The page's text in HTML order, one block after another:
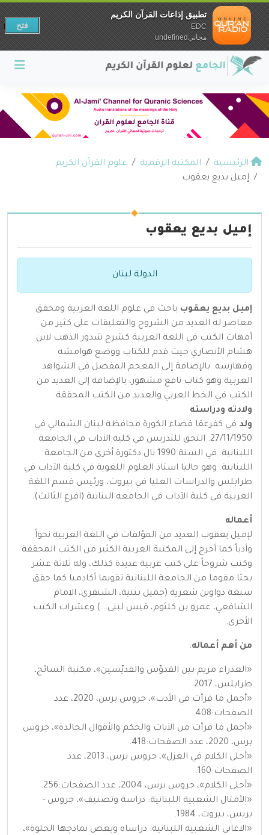
الرئيسية المكتبة الرقمية
علوم القرآن الكريم
إميل بديع يعقوب
إميل بديع يعقوب
الدولة لبنان
إميل بديع يعقوب باحث في علوم اللغة العربية ومحقق
معاصر له العديد من الشروح والتعليقات على كثير من
أمهات الكتب في اللغة العربية كشرح شذور الذهب لابن
هشام الأنصاري حيث قدم للكتاب ووضع هوامشه
وفهارسه. بالإضافة إلى المعجم المفصل في الشواهد
العربية وهو كتاب نافع مشهور، بالإضافة إلى العديد من
الكتب في الخط العربي والعديد من الكتب المحققة.
ولادته ودراسته
ولد في كفرعقا قضاء الكورة محافظة لبنان الشمالي في
27/11/1950. التحق للتدريس في كلية الآداب في الجامعة
اللبنانية. في السنة 1990 نال دكتورة أخرى من الجامعة
اللبنانية. وهو حاليا استاذ العلوم اللغوية في كلية الآداب في
طرابلس والدراسات العليا في بيروت، ورئيس قسم اللغة
العربية في كلية الآداب في الجامعة البنانية (افرع الثالث).
أعماله
لإميل يعقوب العديد من المؤلفات في اللغة العربية نحواً
وأدباً كما أخرج إلى المكتبة العربية الكثير من الكتب المحققة
وكتب شروحاً على كتب عربية عديدة كذلك، وله ثلاثة عشر
بحثا مقوما من الجامعة اللبنانية تقويما أكادميا كما حقق
سبعة دواوين شعرية (جميل بثنية، الشنفرى، الامام
الشافعي، عمرو بن كلثوم، قيس لبنى...) وعشرات الكتب
الأخرى.
من أهم أعماله:
«العذراء مريم بين القدوّس والقديّسين»، مكتبة السائح،
طرابلس، 2017.
«أجمل ما قرأت في الأدب»، جروس برس، 2020، عدد
الصفحات:408.
«أجمل ما قرأت من الآيات والحكم والأقوال الخالدة»، جروس
برس، 2020، عدد الصفحات:418.
«أحلى الكلام في الغزل»، جروس برس، 2013، عدد
الصفحات:160.
«أحلى الكلام»، جروس برس، 2004، عدد الصفحات:256.
«الأمثال الشعبية اللبنانية: دراسة وتصنيف»، جروس -
بريس، بيروت، 1984.
«الاغاني الشعبية اللبنانية: دراساه وبعض نماذجها الحلوة»،
تطبيق إذاعات القرآن الكريم
EDC
مجانيundefined
فتح